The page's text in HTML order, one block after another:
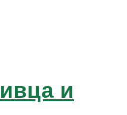
и